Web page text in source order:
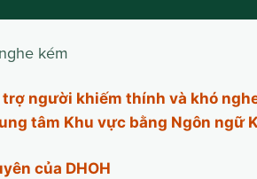
kém
trợ người khiếm thính và khó
tâm Khu vực bằng Ngôn ngữ
của DHOH